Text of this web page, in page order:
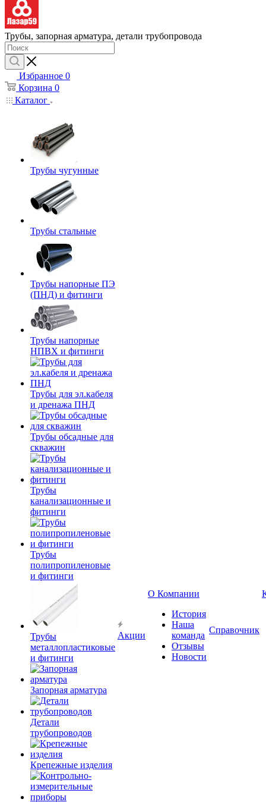
Трубы, запорная арматура, детали трубопровода
Избранное 0
Корзина 0
Каталог
Трубы чугунные
Трубы стальные
Трубы напорные ПЭ
(ПНД) и фитинги
Трубы напорные
НПВХ и фитинги
Трубы для эл.кабеля
и дренажа ПНД
Трубы обсадные для
скважин
Трубы
канализационные и
фитинги
Трубы
полипропиленовые
и фитинги
Трубы
металлопластиковые
и фитинги
Запорная арматура
Детали
трубопроводов
Крепежные изделия
Акции
О Компании
История
Наша
команда
Отзывы
Новости
Справочник